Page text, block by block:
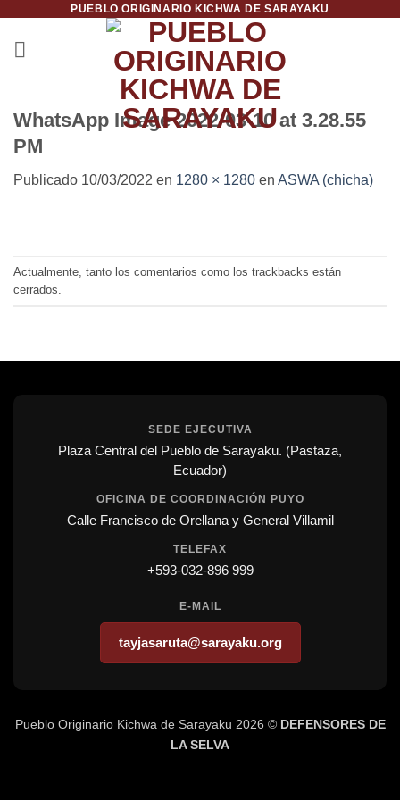
contenido
PUEBLO ORIGINARIO KICHWA DE SARAYAKU
WhatsApp Image 2022-03-10 at 3.28.55
PM
Publicado 10/03/2022 en 1280 × 1280 en ASWA (chicha)
Actualmente, tanto los comentarios como los trackbacks están
cerrados.
SEDE EJECUTIVA
Plaza Central del Pueblo de Sarayaku. (Pastaza,
Ecuador)
OFICINA DE COORDINACIÓN PUYO
Calle Francisco de Orellana y General Villamil
TELEFAX
+593-032-896 999
E-MAIL
tayjasaruta@sarayaku.org
Pueblo Originario Kichwa de Sarayaku 2026 © DEFENSORES DE
LA SELVA